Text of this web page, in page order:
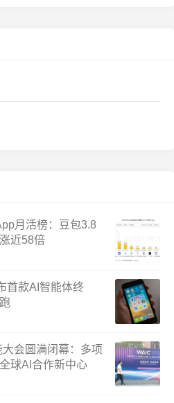
月活榜：豆包3.8
近58倍
首款AI智能体终
会圆满闭幕：多项
球AI合作新中心